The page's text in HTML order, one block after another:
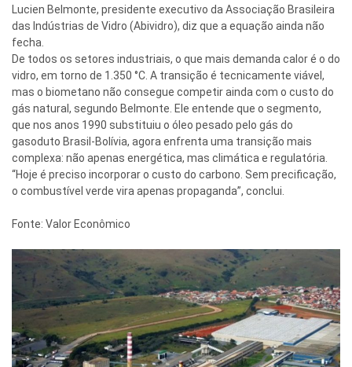
Lucien Belmonte, presidente executivo da Associação Brasileira
das Indústrias de Vidro (Abividro), diz que a equação ainda não
fecha.
De todos os setores industriais, o que mais demanda calor é o do
vidro, em torno de 1.350 °C. A transição é tecnicamente viável,
mas o biometano não consegue competir ainda com o custo do
gás natural, segundo Belmonte. Ele entende que o segmento,
que nos anos 1990 substituiu o óleo pesado pelo gás do
gasoduto Brasil-Bolívia, agora enfrenta uma transição mais
complexa: não apenas energética, mas climática e regulatória.
“Hoje é preciso incorporar o custo do carbono. Sem precificação,
o combustível verde vira apenas propaganda”, conclui.
Fonte: Valor Econômico